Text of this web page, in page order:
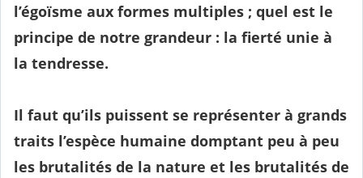
l’égoïsme aux formes multiples ; quel est le
principe de notre grandeur : la fierté unie à
la tendresse.
Il faut qu’ils puissent se représenter à grands
traits l’espèce humaine domptant peu à peu
les brutalités de la nature et les brutalités de